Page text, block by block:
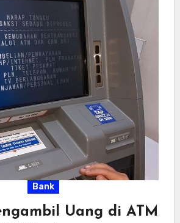
Bank
Uang di ATM